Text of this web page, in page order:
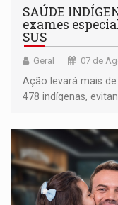
SAÚDE
exames
SUS
Geral 07 de
Ação levará mais
478 indígenas,